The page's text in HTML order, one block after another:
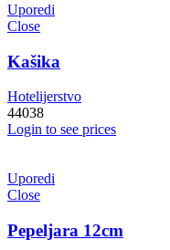
Uporedi
Close
Kašika
Hotelijerstvo
44038
Login to see prices
Uporedi
Close
Pepeljara 12cm